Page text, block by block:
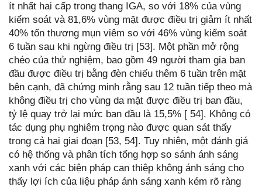
ít nhất hai cấp trong thang IGA, so với 18% của vùng
kiểm soát và 81,6% vùng mặt được điều trị giảm ít nhất
40% tổn thương mụn viêm so với 46% vùng kiểm soát
6 tuần sau khi ngừng điều trị [53]. Một phần mở rộng
chéo của thử nghiệm, bao gồm 49 người tham gia ban
đầu được điều trị bằng đèn chiếu thêm 6 tuần trên mặt
bên cạnh, đã chứng minh rằng sau 12 tuần tiếp theo mà
không điều trị cho vùng da mặt được điều trị ban đầu,
tỷ lệ quay trở lại mức ban đầu là 15,5% [ 54]. Không có
tác dụng phụ nghiêm trọng nào được quan sát thấy
trong cả hai giai đoạn [53, 54]. Tuy nhiên, một đánh giá
có hệ thống và phân tích tổng hợp so sánh ánh sáng
xanh với các biện pháp can thiệp không ánh sáng cho
thấy lợi ích của liệu pháp ánh sáng xanh kém rõ ràng